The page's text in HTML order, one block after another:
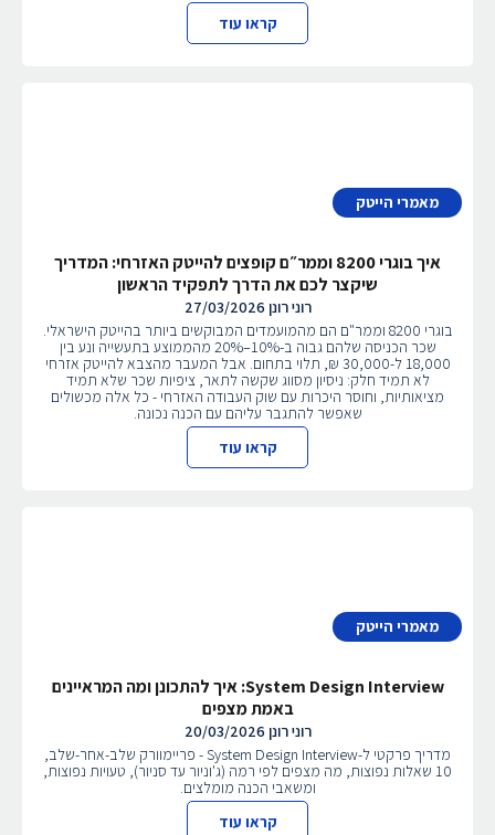
קראו עוד
מאמרי הייטק
איך בוגרי 8200 וממר״ם קופצים להייטק האזרחי: המדריך
שיקצר לכם את הדרך לתפקיד הראשון
רוני רונן 27/03/2026
בוגרי 8200 וממר"ם הם מהמועמדים המבוקשים ביותר בהייטק הישראלי.
שכר הכניסה שלהם גבוה ב-10%–20% מהממוצע בתעשייה ונע בין
18,000 ל-30,000 ₪, תלוי בתחום. אבל המעבר מהצבא להייטק אזרחי
לא תמיד חלק: ניסיון מסווג שקשה לתאר, ציפיות שכר שלא תמיד
מציאותיות, וחוסר היכרות עם שוק העבודה האזרחי - כל אלה מכשולים
שאפשר להתגבר עליהם עם הכנה נכונה.
קראו עוד
מאמרי הייטק
System Design Interview: איך להתכונן ומה המראיינים
באמת מצפים
רוני רונן 20/03/2026
מדריך פרקטי ל-System Design Interview - פריימוורק שלב-אחר-שלב,
10 שאלות נפוצות, מה מצפים לפי רמה (ג'וניור עד סניור), טעויות נפוצות,
ומשאבי הכנה מומלצים.
קראו עוד